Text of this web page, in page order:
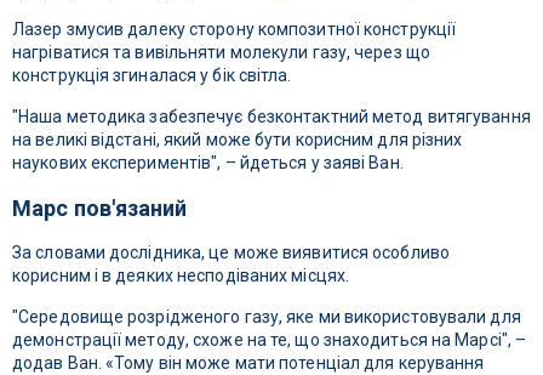
Лазер змусив далеку сторону композитної конструкції
нагріватися та вивільняти молекули газу, через що
конструкція згиналася у бік світла.
"Наша методика забезпечує безконтактний метод витягування
на великі відстані, який може бути корисним для різних
наукових експериментів", – йдеться у заяві Ван.
Марс пов'язаний
За словами дослідника, це може виявитися особливо
корисним і в деяких несподіваних місцях.
"Середовище розрідженого газу, яке ми використовували для
демонстрації методу, схоже на те, що знаходиться на Марсі", –
додав Ван. «Тому він може мати потенціал для керування